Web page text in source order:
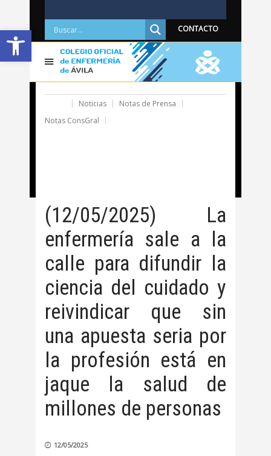
Abrir barra de herramientas CONTACTO
Noticias
Notas de Prensa
Notas ConsGral
(12/05/2025) La
enfermería sale a la
calle para difundir la
ciencia del cuidado y
reivindicar que sin
una apuesta seria por
la profesión está en
jaque la salud de
millones de personas
12/05/2025